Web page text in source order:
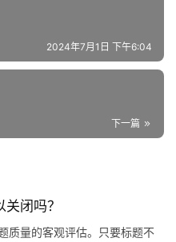
注册
2024年7月1日 下午6:04
下一篇
闭吗？
质量的客观评估。只要标题不